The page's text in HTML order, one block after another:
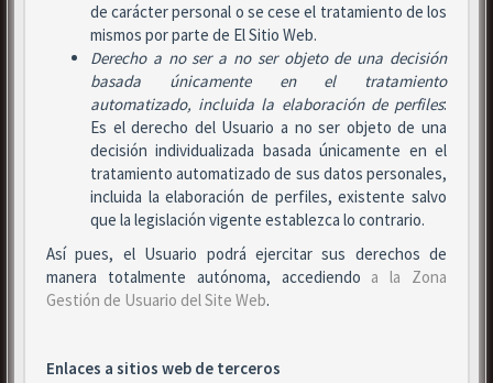
de carácter personal o se cese el tratamiento de los
mismos por parte de El Sitio Web.
Derecho a no ser a no ser objeto de una decisión
basada únicamente en el tratamiento
automatizado, incluida la elaboración de perfiles:
Es el derecho del Usuario a no ser objeto de una
decisión individualizada basada únicamente en el
tratamiento automatizado de sus datos personales,
incluida la elaboración de perfiles, existente salvo
que la legislación vigente establezca lo contrario.
Así pues, el Usuario podrá ejercitar sus derechos de
manera totalmente autónoma, accediendo a la Zona
Gestión de Usuario del Site Web.
Enlaces a sitios web de terceros